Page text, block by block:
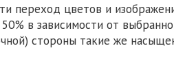
переход цветов и
в зависимости от
стороны такие же